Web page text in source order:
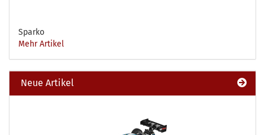
Sparko
Mehr Artikel
Neue Artikel